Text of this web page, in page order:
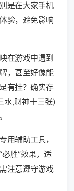
是在大家手机
验，避免影响
在游戏中遇到
，甚至好像能
有挂？确实存
水,财神十三张)
用辅助工具，
胜”效果，适
注意遵守游戏